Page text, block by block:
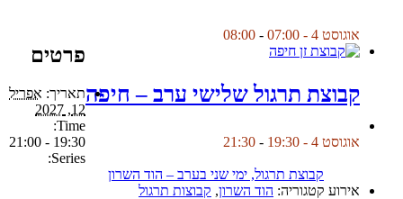
אוגוסט 4 - 07:00 -
08:00
קבוצת תרגול שלישי ערב – חיפה
אוגוסט 4 - 19:30 -
21:30
פרטים
תאריך: אפריל
12, 2027
Time:
19:30 - 21:00
Series:
קבוצת תרגול, ימי שני בערב – הוד השרון
אירוע קטגוריה: הוד השרון, קבוצות תרגול